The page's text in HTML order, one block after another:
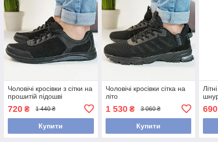
Чоловічі кросівки з сітки на
прошитій підошві
720 ₴ 1 440 ₴
Купити
Чоловічі кросівки сітка на
літо
1 530₴ 3 060 ₴
Купити
690